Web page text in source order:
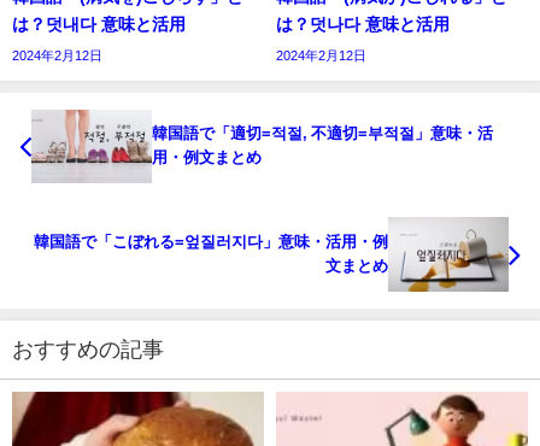
は？덧내다 意味と活用
2024年2月12日
は？덧나다 意味と活用
2024年2月12日
韓国語で「適切=적절, 不適切=부적절」意味・活
用・例文まとめ
韓国語で「こぼれる=엎질러지다」意味・活用・例
文まとめ
おすすめの記事